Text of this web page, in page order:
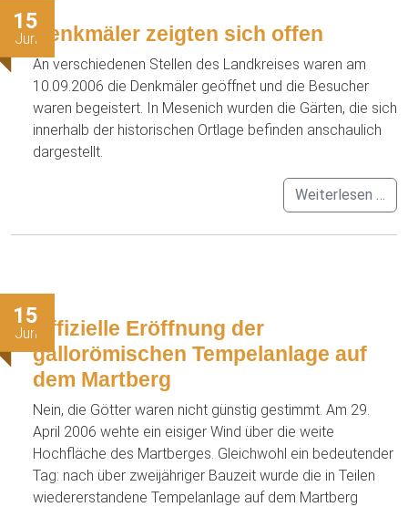
15
JunDenkmäler zeigten sich offen
An verschiedenen Stellen des Landkreises waren am
10.09.2006 die Denkmäler geöffnet und die Besucher
waren begeistert. In Mesenich wurden die Gärten, die sich
innerhalb der historischen Ortlage befinden anschaulich
dargestellt.
Weiterlesen …
15
JunOffizielle Eröffnung der
gallorömischen Tempelanlage auf
dem Martberg
Nein, die Götter waren nicht günstig gestimmt. Am 29.
April 2006 wehte ein eisiger Wind über die weite
Hochfläche des Martberges. Gleichwohl ein bedeutender
Tag: nach über zweijähriger Bauzeit wurde die in Teilen
wiedererstandene Tempelanlage auf dem Martberg